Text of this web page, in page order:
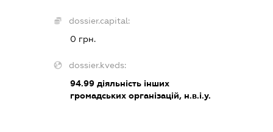
dossier.capital:
0 грн.
dossier.kveds:
94.99 діяльність інших
громадських організацій, н.в.і.у.